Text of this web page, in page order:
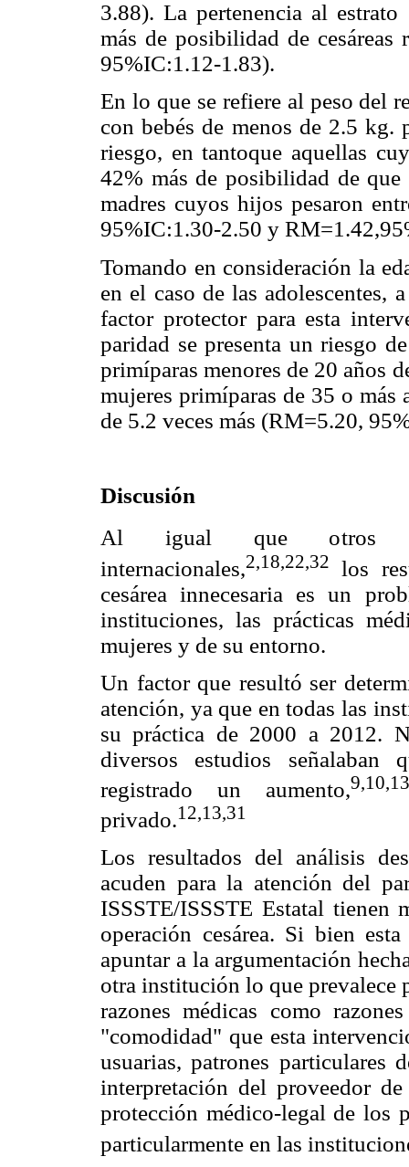
3.88). La pertenencia al
más de posibilidad de
95%IC:1.12-1.83).
En lo que se refiere al peso del
con bebés de menos de 2.5 kg.
riesgo, en tantoque aquellas
42% más de posibilidad de que
madres cuyos hijos pesaron
95%IC:1.30-2.50 y
Tomando en consideración la
en el caso de las adolescentes,
factor protector para esta
paridad se presenta un riesgo
primíparas menores de 20 años
mujeres primíparas de 35 o más
de 5.2 veces más (RM=5.20,
Discusión
Al igual que otros
internacionales,2,18,22,32
los
cesárea innecesaria es un
instituciones, las prácticas
mujeres y de su entorno.
Un factor que resultó ser
atención, ya que en todas las
su práctica de 2000 a 2012.
diversos estudios señalaban
registrado un aumento,
privado.12,13,31
Los resultados del análisis
acuden para la atención del
ISSSTE/ISSSTE Estatal tienen
operación cesárea. Si bien
apuntar a la argumentación
otra institución lo que prevalece
razones médicas como
"comodidad" que esta
usuarias, patrones particulares
interpretación del proveedor
protección médico-legal de los
particularmente en las